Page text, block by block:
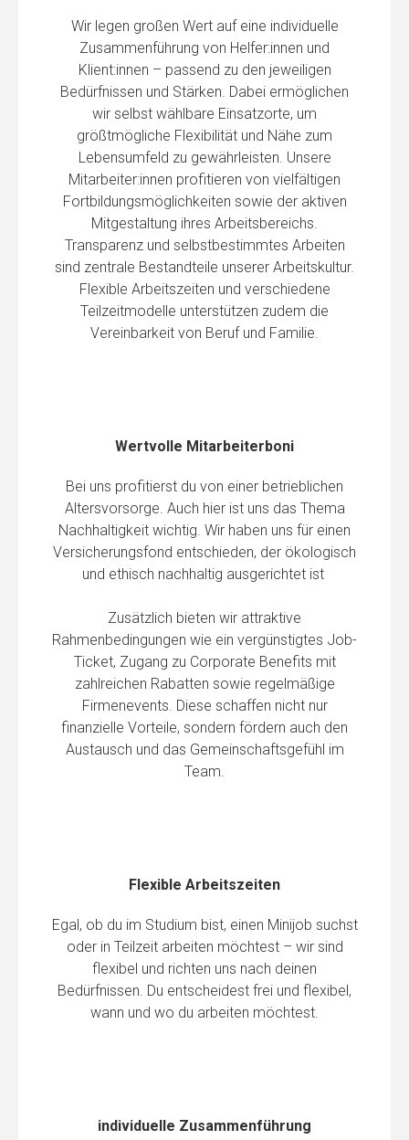
Wir legen großen Wert auf eine individuelle
Zusammenführung von Helfer:innen und
Klient:innen – passend zu den jeweiligen
Bedürfnissen und Stärken. Dabei ermöglichen
wir selbst wählbare Einsatzorte, um
größtmögliche Flexibilität und Nähe zum
Lebensumfeld zu gewährleisten. Unsere
Mitarbeiter:innen profitieren von vielfältigen
Fortbildungsmöglichkeiten sowie der aktiven
Mitgestaltung ihres Arbeitsbereichs.
Transparenz und selbstbestimmtes Arbeiten
sind zentrale Bestandteile unserer Arbeitskultur.
Flexible Arbeitszeiten und verschiedene
Teilzeitmodelle unterstützen zudem die
Vereinbarkeit von Beruf und Familie.
Wertvolle Mitarbeiterboni
Bei uns profitierst du von einer betrieblichen
Altersvorsorge. Auch hier ist uns das Thema
Nachhaltigkeit wichtig. Wir haben uns für einen
Versicherungsfond entschieden, der ökologisch
und ethisch nachhaltig ausgerichtet ist
Zusätzlich bieten wir attraktive
Rahmenbedingungen wie ein vergünstigtes Job-
Ticket, Zugang zu Corporate Benefits mit
zahlreichen Rabatten sowie regelmäßige
Firmenevents. Diese schaffen nicht nur
finanzielle Vorteile, sondern fördern auch den
Austausch und das Gemeinschaftsgefühl im
Team.
Flexible Arbeitszeiten
Egal, ob du im Studium bist, einen Minijob suchst
oder in Teilzeit arbeiten möchtest – wir sind
flexibel und richten uns nach deinen
Bedürfnissen. Du entscheidest frei und flexibel,
wann und wo du arbeiten möchtest.
individuelle Zusammenführung